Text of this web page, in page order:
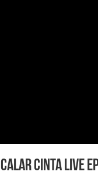
Calar Cinta Live